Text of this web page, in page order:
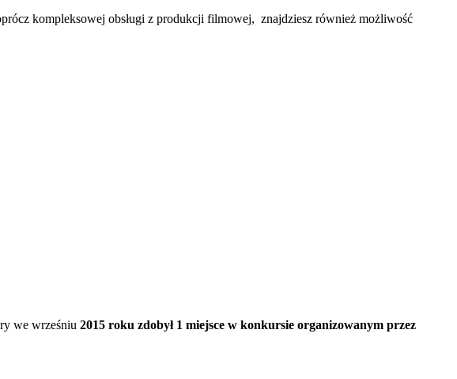
kompleksowej obsługi z produkcji filmowej, znajdziesz również możliwość
we wrześniu 2015 roku zdobył 1 miejsce w konkursie organizowanym przez